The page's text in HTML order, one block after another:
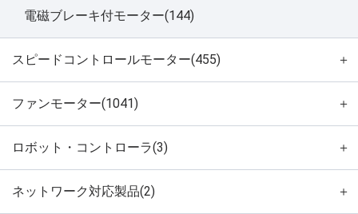
電磁ブレーキ付モーター(144)
スピードコントロールモーター(455) ＋
ファンモーター(1041) ＋
ロボット・コントローラ(3) ＋
ネットワーク対応製品(2) ＋